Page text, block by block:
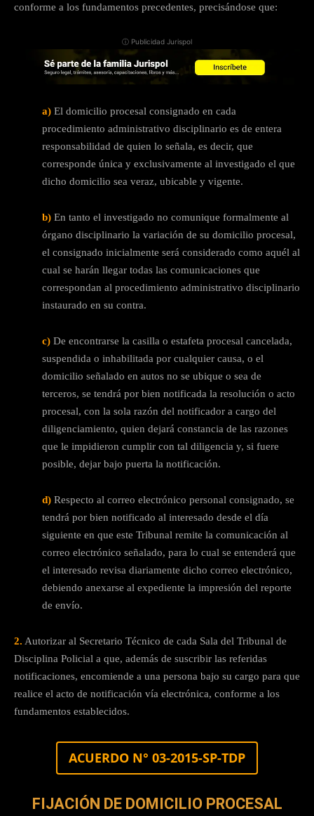
conforme a los fundamentos precedentes, precisándose que:
ⓘ Publicidad Jurispol
a) El domicilio procesal consignado en cada
procedimiento administrativo disciplinario es de entera
responsabilidad de quien lo señala, es decir, que
corresponde única y exclusivamente al investigado el que
dicho domicilio sea veraz, ubicable y vigente.
b) En tanto el investigado no comunique formalmente al
órgano disciplinario la variación de su domicilio procesal,
el consignado inicialmente será considerado como aquél al
cual se harán llegar todas las comunicaciones que
correspondan al procedimiento administrativo disciplinario
instaurado en su contra.
c) De encontrarse la casilla o estafeta procesal cancelada,
suspendida o inhabilitada por cualquier causa, o el
domicilio señalado en autos no se ubique o sea de
terceros, se tendrá por bien notificada la resolución o acto
procesal, con la sola razón del notificador a cargo del
diligenciamiento, quien dejará constancia de las razones
que le impidieron cumplir con tal diligencia y, si fuere
posible, dejar bajo puerta la notificación.
d) Respecto al correo electrónico personal consignado, se
tendrá por bien notificado al interesado desde el día
siguiente en que este Tribunal remite la comunicación al
correo electrónico señalado, para lo cual se entenderá que
el interesado revisa diariamente dicho correo electrónico,
debiendo anexarse al expediente la impresión del reporte
de envío.
2. Autorizar al Secretario Técnico de cada Sala del Tribunal de
Disciplina Policial a que, además de suscribir las referidas
notificaciones, encomiende a una persona bajo su cargo para que
realice el acto de notificación vía electrónica, conforme a los
fundamentos establecidos.
ACUERDO N° 03-2015-SP-TDP
FIJACIÓN DE DOMICILIO PROCESAL